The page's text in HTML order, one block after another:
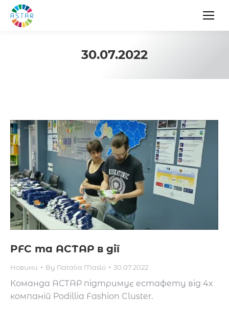
30.07.2022
PFC та АСТАР в дії
Новини By Natalia Maslo 30.07.2022
Команда АСТАР підтримує естафету від 4х
компаній Podillia Fashion Cluster.